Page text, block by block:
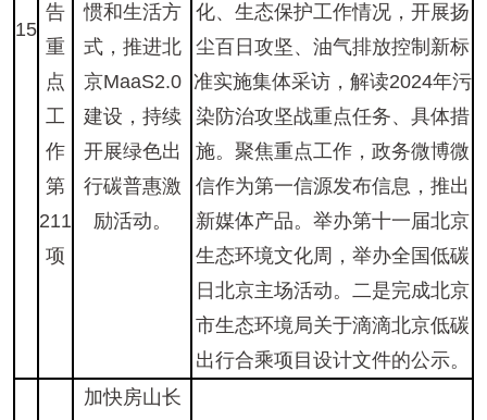
15
告
重
点
工
作
第
211
项
惯和生活方
式，推进北
京MaaS2.0
建设，持续
开展绿色出
行碳普惠激
励活动。
化、生态保护工作情况，开展扬
尘百日攻坚、油气排放控制新标
准实施集体采访，解读2024年污
染防治攻坚战重点任务、具体措
施。聚焦重点工作，政务微博微
信作为第一信源发布信息，推出
新媒体产品。举办第十一届北京
生态环境文化周，举办全国低碳
日北京主场活动。二是完成北京
市生态环境局关于滴滴北京低碳
出行合乘项目设计文件的公示。
加快房山长